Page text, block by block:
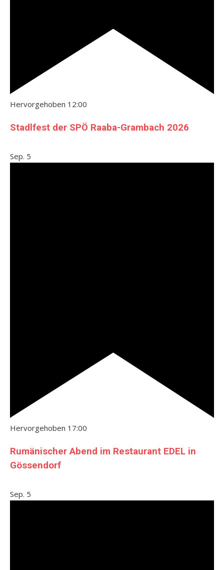
Hervorgehoben 12:00
Stadlfest der SPÖ Raaba-Grambach 2026
Sep. 5
Hervorgehoben 17:00
Rumänischer Abend im Restaurant EDEL in
Gössendorf
Sep. 5